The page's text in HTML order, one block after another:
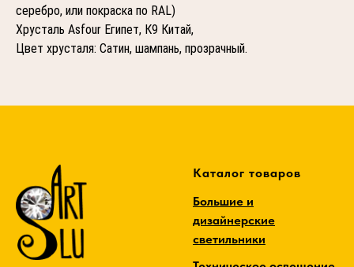
серебро, или покраска по RAL)
Хрусталь Asfour Египет, К9 Китай,
Цвет хрусталя: Сатин, шампань, прозрачный.
Каталог товаров
Большие и
дизайнерские
светильники